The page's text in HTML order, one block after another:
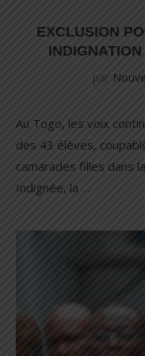
EXCLUSION
par
Au Togo, les voix
des 43 élèves,
camarades filles dans
Indignée, la …